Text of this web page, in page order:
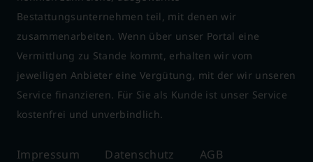
Bestattungsunternehmen teil, mit denen wir
zusammenarbeiten. Wenn über unser Portal eine
Vermittlung zu Stande kommt, erhalten wir vom
jeweiligen Anbieter eine Vergütung, mit der wir unseren
Service finanzieren. Für Sie als Kunde ist unser Service
kostenfrei und unverbindlich.
Impressum Datenschutz AGB